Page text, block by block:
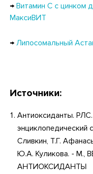
→ Витамин С с цинком
МаксиВИТ
→ Липосомальный
Источники:
Антиоксиданты.
энциклопедический
Сливкин, Т.Г.
Ю.А. Куликова. - М.,
АНТИОКСИДАНТЫ